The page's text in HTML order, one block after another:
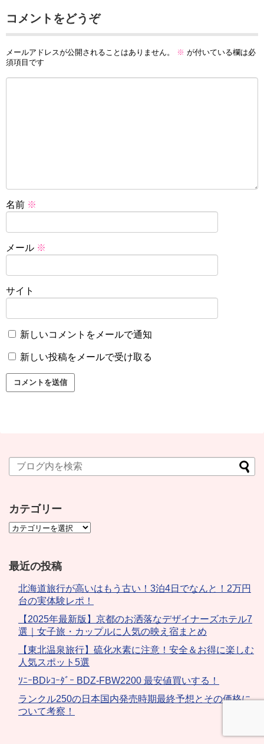
コメントをどうぞ
メールアドレスが公開されることはありません。 ※ が付いている欄は必
須項目です
名前 ※
メール ※
サイト
新しいコメントをメールで通知
新しい投稿をメールで受け取る
カテゴリー
最近の投稿
北海道旅行が高いはもう古い！3泊4日でなんと！2万円
台の実体験レポ！
【2025年最新版】京都のお洒落なデザイナーズホテル7
選｜女子旅・カップルに人気の映え宿まとめ
【東北温泉旅行】硫化水素に注意！安全＆お得に楽しむ
人気スポット5選
ｿﾆｰBDﾚｺｰﾀﾞｰ BDZ-FBW2200 最安値買いする！
ランクル250の日本国内発売時期最終予想とその価格に
ついて考察！